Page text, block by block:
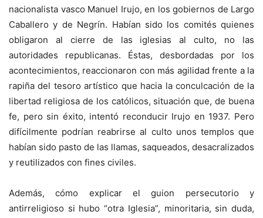
nacionalista vasco Manuel Irujo, en los gobiernos de Largo
Caballero y de Negrín. Habían sido los comités quienes
obligaron al cierre de las iglesias al culto, no las
autoridades republicanas. Éstas, desbordadas por los
acontecimientos, reaccionaron con más agilidad frente a la
rapiña del tesoro artístico que hacia la conculcación de la
libertad religiosa de los católicos, situación que, de buena
fe, pero sin éxito, intentó reconducir Irujo en 1937. Pero
difícilmente podrían reabrirse al culto unos templos que
habían sido pasto de las llamas, saqueados, desacralizados
y reutilizados con fines civiles.
Además, cómo explicar el guion persecutorio y
antirreligioso si hubo “otra Iglesia”, minoritaria, sin duda,